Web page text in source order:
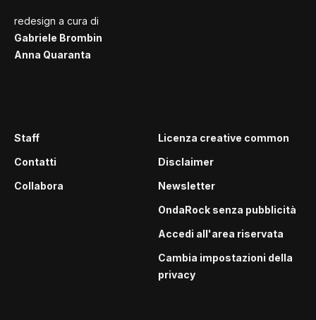
redesign a cura di
Gabriele Brombin
Anna Quaranta
Staff
Contatti
Collabora
Licenza creative common
Disclaimer
Newsletter
OndaRock senza pubblicità
Accedi all'area riservata
Cambia impostazioni della
privacy